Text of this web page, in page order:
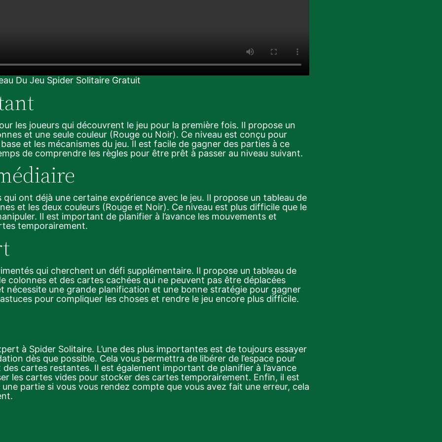
Du Jeu Spider Solitaire Gratuit
les joueurs qui découvrent le jeu pour la première fois. Il propose un
et une seule couleur (Rouge ou Noir). Ce niveau est conçu pour
et les mécanismes du jeu. Il est facile de gagner des parties à ce
de comprendre les règles pour être prêt à passer au niveau suivant.
ont déjà une certaine expérience avec le jeu. Il propose un tableau de
et les deux couleurs (Rouge et Noir). Ce niveau est plus difficile que le
Il est important de planifier à l’avance les mouvements et
temporairement.
qui cherchent un défi supplémentaire. Il propose un tableau de
colonnes et des cartes cachées qui ne peuvent pas être déplacées
nécessite une grande planification et une bonne stratégie pour gagner
pour compliquer les choses et rendre le jeu encore plus difficile.
à Spider Solitaire. L’une des plus importantes est de toujours essayer
dès que possible. Cela vous permettra de libérer de l’espace pour
cartes restantes. Il est également important de planifier à l’avance
les cartes vides pour stocker des cartes temporairement. Enfin, il est
partie si vous vous rendez compte que vous avez fait une erreur, cela